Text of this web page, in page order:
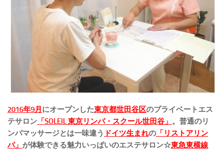
2016年9月 にオープンした東京都世田谷区のプライベートエス
テサロン 「SOLEIL 東京リンパ・スクール世田谷」 。普通のリ
ンパマッサージとは一味違う ドイツ生まれの 「リストアリン
パ」 が体験できる魅力いっぱいのエステサロン☆東急東横線